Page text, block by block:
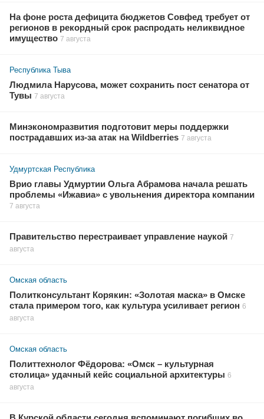
На фоне роста дефицита бюджетов Совфед требует от
регионов в рекордный срок распродать неликвидное
имущество 7 августа
Республика Тыва
Людмила Нарусова, может сохранить пост сенатора от
Тувы 7 августа
Минэкономразвития подготовит меры поддержки
пострадавших из-за атак на Wildberries 7 августа
Удмуртская Республика
Врио главы Удмуртии Ольга Абрамова начала решать
проблемы «Ижавиа» с увольнения директора компании
7 августа
Правительство перестраивает управление наукой 7
августа
Омская область
Политконсультант Корякин: «Золотая маска» в Омске
стала примером того, как культура усиливает регион 6
августа
Омская область
Политтехнолог Фёдорова: «Омск – культурная
столица» удачный кейс социальной архитектуры 6
августа